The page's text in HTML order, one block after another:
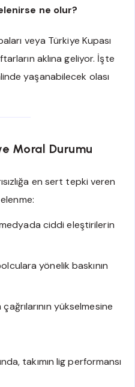
ne olur?
veya Türkiye Kupası
aklına geliyor. İşte
yaşanabilecek olası
Moral Durumu
en sert tepki veren
ciddi eleştirilerin
yönelik baskının
yükselmesine
takımın lig performansı